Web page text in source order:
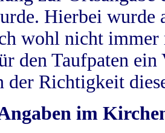
Hierbei wurde
wohl nicht
den Taufpaten
der Richtigkeit
im